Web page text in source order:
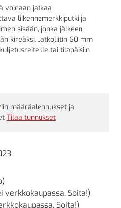
voidaan jatkaa
liikennemerkkiputki ja
sisään, jonka jälkeen
kireäksi. Jatkoliitin 60 mm
tai tilapäisiin
määräalennukset ja
Tilaa tunnukset
verkkokaupassa. Soita!)
Soita!)